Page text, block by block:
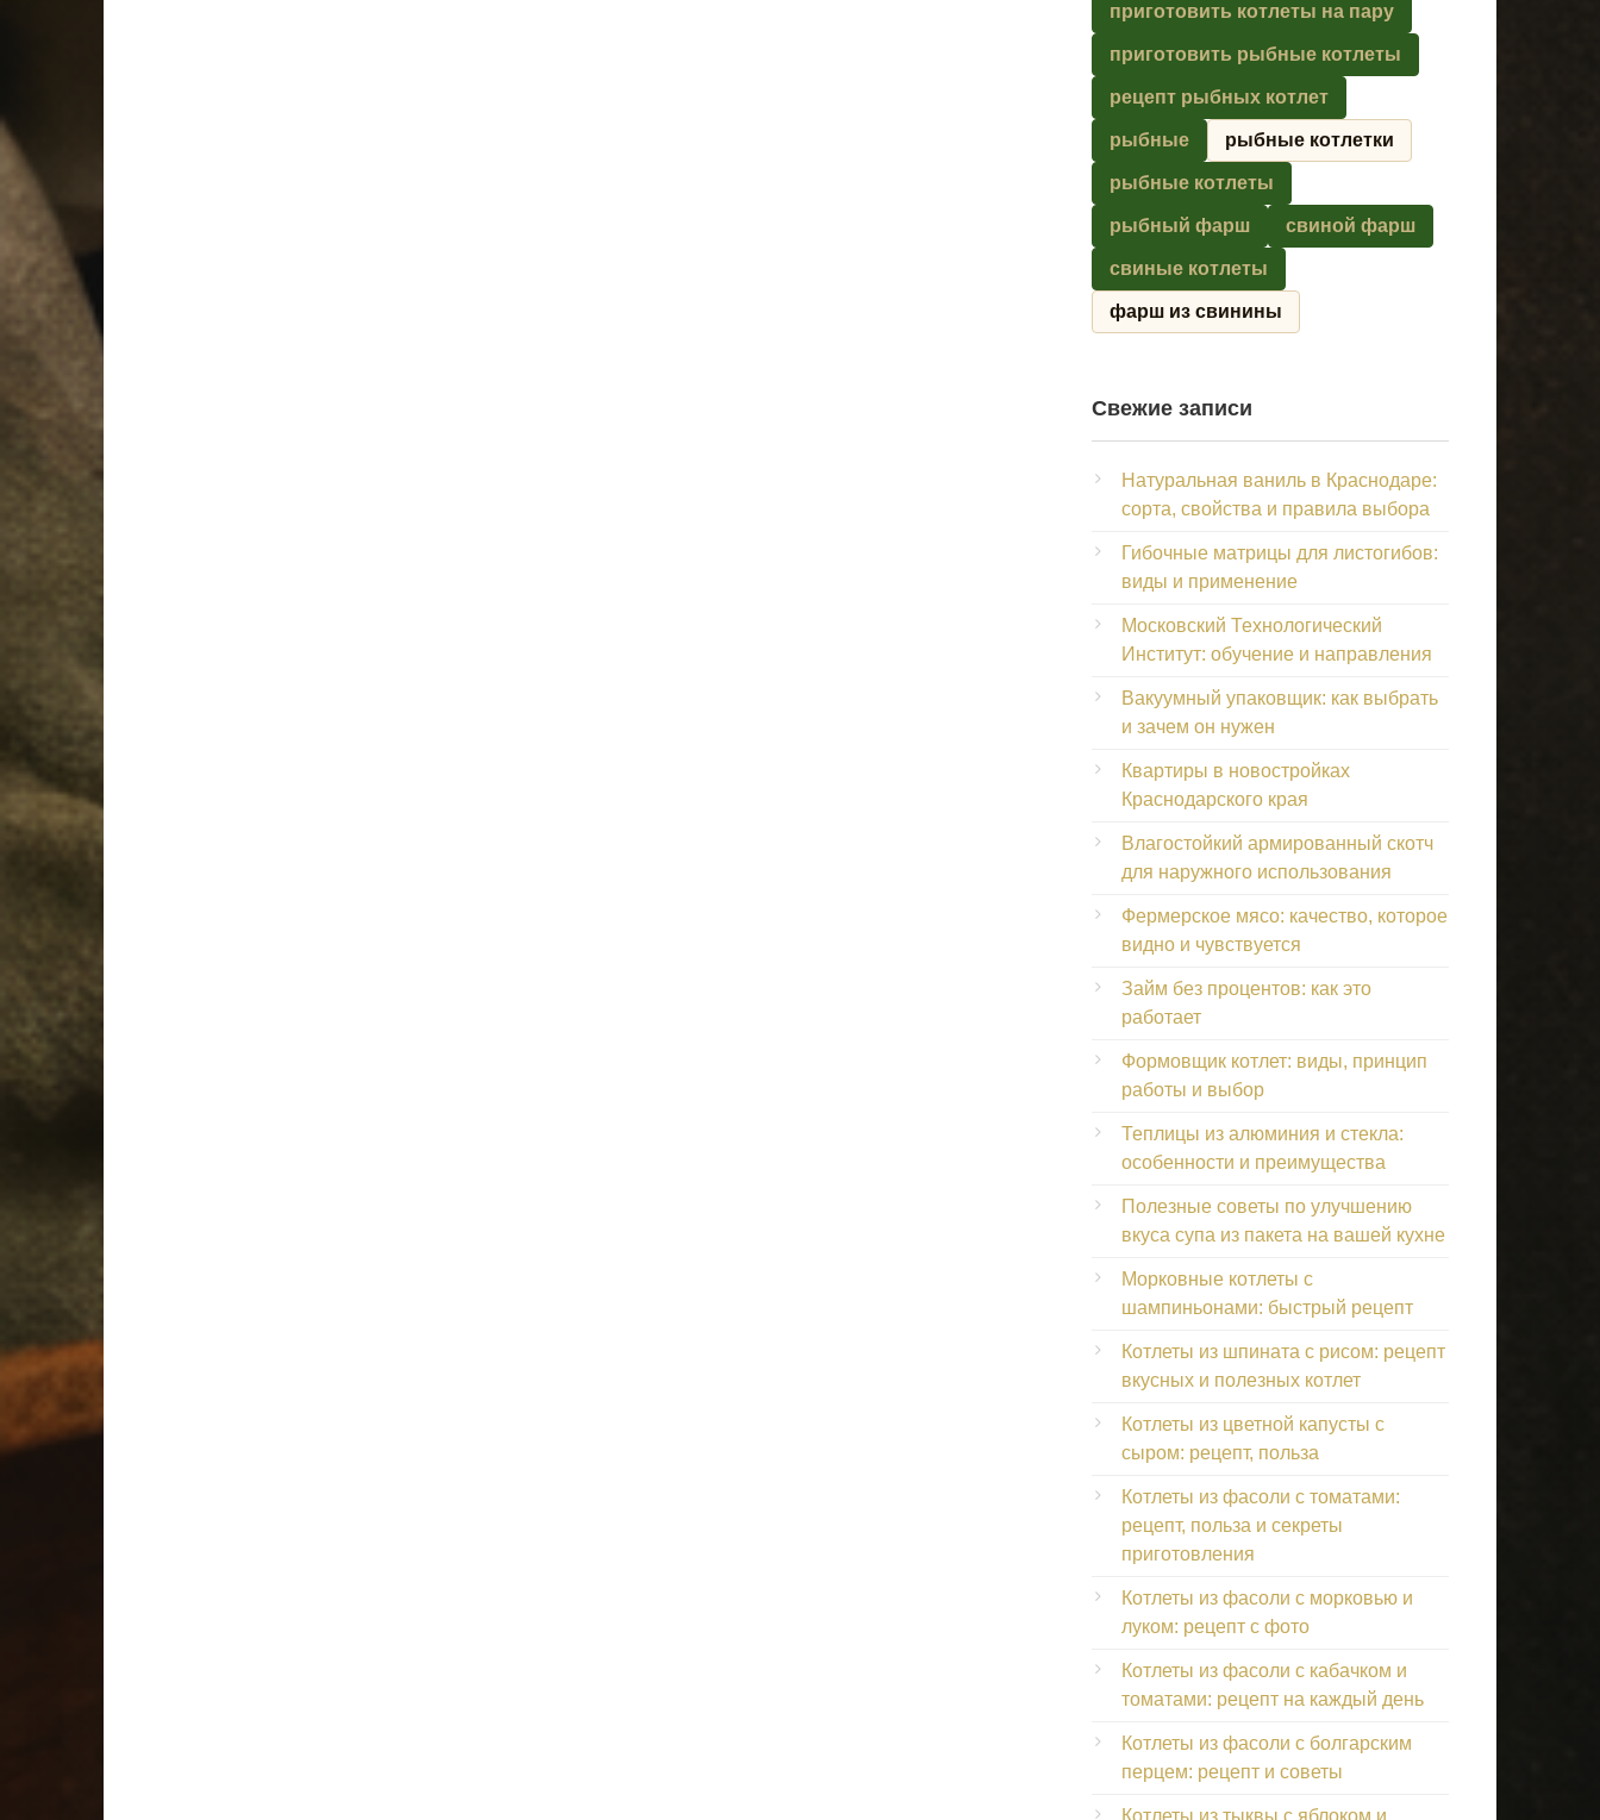
приготовить котлеты на пару
приготовить рыбные котлеты
рецепт рыбных котлет
рыбные рыбные котлетки
рыбные котлеты
рыбный фарш свиной фарш
свиные котлеты
фарш из свинины
Свежие записи
Натуральная ваниль в Краснодаре:
сорта, свойства и правила выбора
Гибочные матрицы для листогибов:
виды и применение
Московский Технологический
Институт: обучение и направления
Вакуумный упаковщик: как выбрать
и зачем он нужен
Квартиры в новостройках
Краснодарского края
Влагостойкий армированный скотч
для наружного использования
Фермерское мясо: качество, которое
видно и чувствуется
Займ без процентов: как это
работает
Формовщик котлет: виды, принцип
работы и выбор
Теплицы из алюминия и стекла:
особенности и преимущества
Полезные советы по улучшению
вкуса супа из пакета на вашей кухне
Морковные котлеты с
шампиньонами: быстрый рецепт
Котлеты из шпината с рисом: рецепт
вкусных и полезных котлет
Котлеты из цветной капусты с
сыром: рецепт, польза
Котлеты из фасоли с томатами:
рецепт, польза и секреты
приготовления
Котлеты из фасоли с морковью и
луком: рецепт с фото
Котлеты из фасоли с кабачком и
томатами: рецепт на каждый день
Котлеты из фасоли с болгарским
перцем: рецепт и советы
Котлеты из тыквы с яблоком и